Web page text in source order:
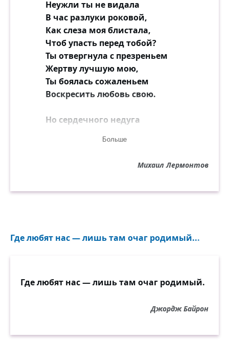
Неужли ты не видала
В час разлуки роковой,
Как слеза моя блистала,
Чтоб упасть перед тобой?
Ты отвергнула с презреньем
Жертву лучшую мою,
Ты боялась сожаленьем
Воскресить любовь свою.
Но сердечного недуга
Слишком знаем мы друг друга,
Видел я, в единый миг
Но приметно сохранила
Больше
Михаил Лермонтов
Где любят нас — лишь там очаг родимый...
Где любят нас — лишь там очаг родимый.
Джордж Байрон